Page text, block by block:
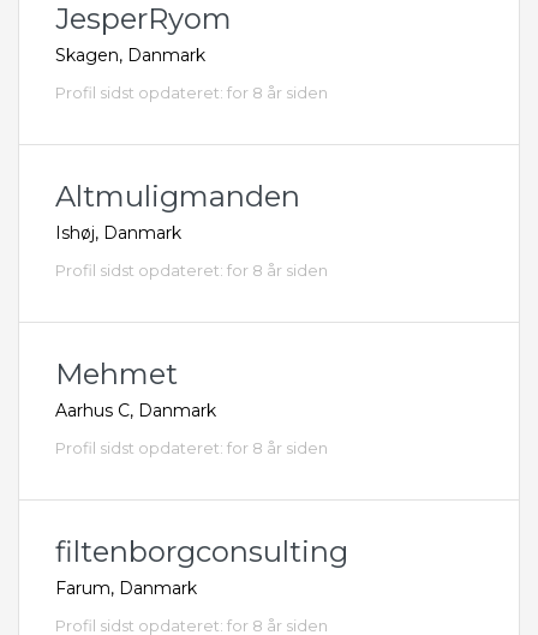
JesperRyom
Skagen, Danmark
Profil sidst opdateret: for 8 år siden
Altmuligmanden
Ishøj, Danmark
Profil sidst opdateret: for 8 år siden
Mehmet
Aarhus C, Danmark
Profil sidst opdateret: for 8 år siden
filtenborgconsulting
Farum, Danmark
Profil sidst opdateret: for 8 år siden